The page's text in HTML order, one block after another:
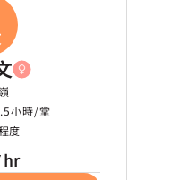
小時/堂
度
hr